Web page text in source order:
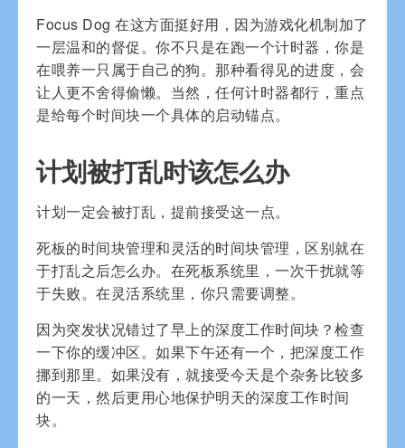
Focus Dog 在这方面挺好用，因为游戏化机制加了
一层温和的督促。你不只是在跑一个计时器，你是
在喂养一只属于自己的狗。那种看得见的进度，会
让人更不舍得偷懒。当然，任何计时器都行，重点
是给每个时间块一个具体的启动锚点。
计划被打乱时该怎么办
计划一定会被打乱，提前接受这一点。
死板的时间块管理和灵活的时间块管理，区别就在
于打乱之后怎么办。在死板系统里，一次干扰就等
于失败。在灵活系统里，你只需要调整。
因为突发状况错过了早上的深度工作时间块？检查
一下你的缓冲区。如果下午还有一个，把深度工作
挪到那里。如果没有，就接受今天是个杂务比较多
的一天，然后更用心地保护明天的深度工作时间
块。